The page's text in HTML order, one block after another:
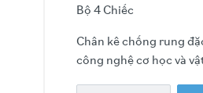
Bộ 4 Chiếc
Chân kê chống rung
công nghệ cơ học và